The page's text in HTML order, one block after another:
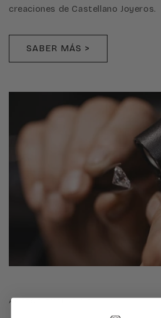
creaciones de Castellano Joyeros.
SABER MÁS >
ACCESO EXCLUSIVO